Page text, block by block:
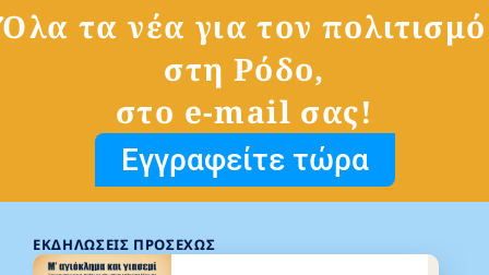
Όλα τα νέα για τον πολιτισμό
στη Ρόδο,
στο e-mail σας!
Εγγραφείτε τώρα
ΕΚΔΗΛΏΣΕΙΣ ΠΡΟΣΕΧΏΣ